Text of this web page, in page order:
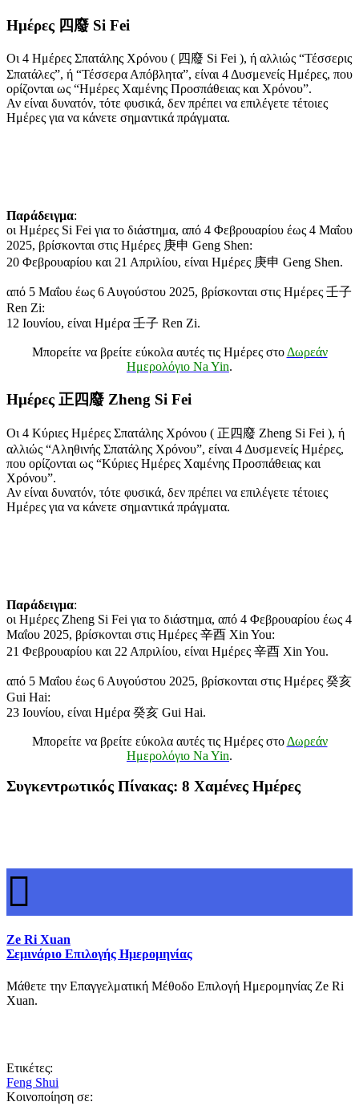
Ημέρες 四廢 Si Fei
Οι 4 Ημέρες Σπατάλης Χρόνου ( 四廢 Si Fei ), ή αλλιώς “Τέσσερις
Σπατάλες”, ή “Τέσσερα Απόβλητα”, είναι 4 Δυσμενείς Ημέρες, που
ορίζονται ως “Ημέρες Χαμένης Προσπάθειας και Χρόνου”.
Αν είναι δυνατόν, τότε φυσικά, δεν πρέπει να επιλέγετε τέτοιες
Ημέρες για να κάνετε σημαντικά πράγματα.
Παράδειγμα:
οι Ημέρες Si Fei για το διάστημα, από 4 Φεβρουαρίου έως 4 Μαΐου
2025, βρίσκονται στις Ημέρες 庚申 Geng Shen:
20 Φεβρουαρίου και 21 Απριλίου, είναι Ημέρες 庚申 Geng Shen.
από 5 Μαΐου έως 6 Αυγούστου 2025, βρίσκονται στις Ημέρες 壬子
Ren Zi:
12 Ιουνίου, είναι Ημέρα 壬子 Ren Zi.
Μπορείτε να βρείτε εύκολα αυτές τις Ημέρες στο Δωρεάν
Ημερολόγιο Na Yin.
Ημέρες 正四廢 Zheng Si Fei
Οι 4 Κύριες Ημέρες Σπατάλης Χρόνου ( 正四廢 Zheng Si Fei ), ή
αλλιώς “Aληθινής Σπατάλης Χρόνου”, είναι 4 Δυσμενείς Ημέρες,
που ορίζονται ως “Κύριες Ημέρες Χαμένης Προσπάθειας και
Χρόνου”.
Αν είναι δυνατόν, τότε φυσικά, δεν πρέπει να επιλέγετε τέτοιες
Ημέρες για να κάνετε σημαντικά πράγματα.
Παράδειγμα:
οι Ημέρες Zheng Si Fei για το διάστημα, από 4 Φεβρουαρίου έως 4
Μαΐου 2025, βρίσκονται στις Ημέρες 辛酉 Xin You:
21 Φεβρουαρίου και 22 Απριλίου, είναι Ημέρες 辛酉 Xin You.
από 5 Μαΐου έως 6 Αυγούστου 2025, βρίσκονται στις Ημέρες 癸亥
Gui Hai:
23 Ιουνίου, είναι Ημέρα 癸亥 Gui Hai.
Μπορείτε να βρείτε εύκολα αυτές τις Ημέρες στο Δωρεάν
Ημερολόγιο Na Yin.
Συγκεντρωτικός Πίνακας: 8 Χαμένες Ημέρες
Ze Ri Xuan
Σεμινάριο Επιλογής Ημερομηνίας
Μάθετε την Επαγγελματική Μέθοδο Επιλογή Ημερομηνίας Ze Ri
Xuan.
Ετικέτες:
Feng Shui
Κοινοποίηση σε: